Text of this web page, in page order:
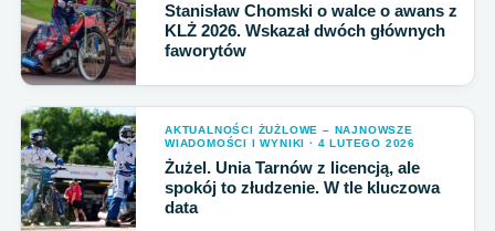
Stanisław Chomski o walce o awans z
KLŻ 2026. Wskazał dwóch głównych
faworytów
AKTUALNOŚCI ŻUŻLOWE – NAJNOWSZE
WIADOMOŚCI I WYNIKI · 4 LUTEGO 2026
Żużel. Unia Tarnów z licencją, ale
spokój to złudzenie. W tle kluczowa
data